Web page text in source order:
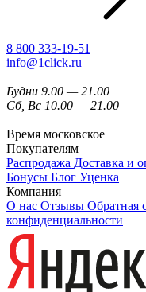
8 800 333-19-51
info@1click.ru
Будни 9.00 — 21.00
Сб, Вс 10.00 — 21.00
Время московское
Покупателям
Распродажа Доставка и
Бонусы Блог Уценка
Компания
О нас Отзывы Обратная
конфиденциальности